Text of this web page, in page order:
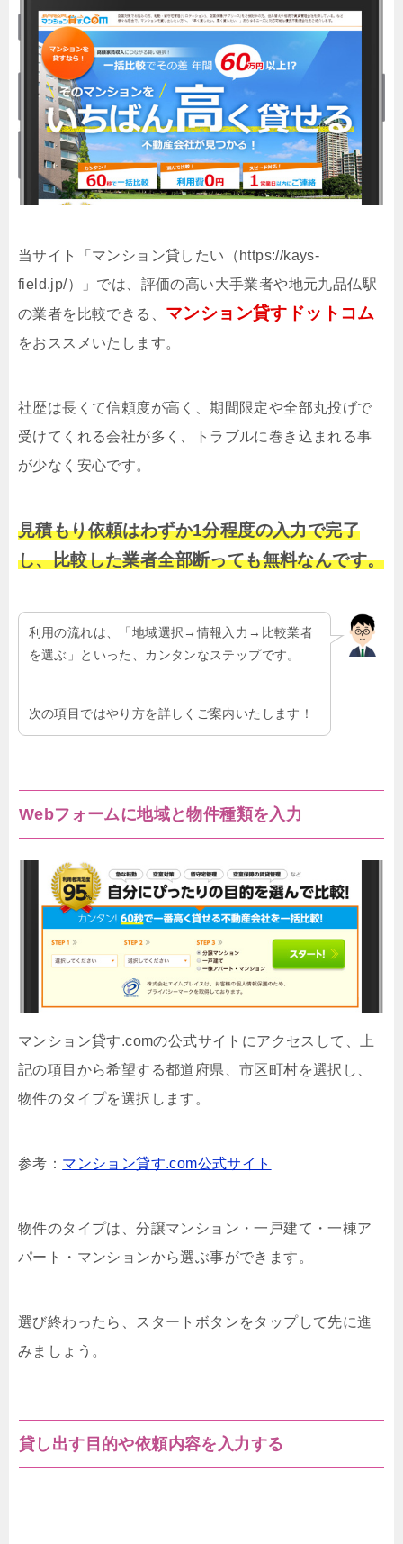
当サイト「マンション貸したい（https://kays-
field.jp/）」では、評価の高い大手業者や地元九品仏駅
の業者を比較できる、 マンション貸すドットコム
をおススメいたします。
社歴は長くて信頼度が高く、期間限定や全部丸投げで
受けてくれる会社が多く、トラブルに巻き込まれる事
が少なく安心です。
見積もり依頼はわずか1分程度の入力で完了
し、比較した業者全部断っても無料なんです。
利用の流れは、「地域選択→情報入力→比較業者
を選ぶ」といった、カンタンなステップです。
次の項目ではやり方を詳しくご案内いたします！
Webフォームに地域と物件種類を入力
マンション貸す.comの公式サイトにアクセスして、上
記の項目から希望する都道府県、市区町村を選択し、
物件のタイプを選択します。
参考： マンション貸す.com公式サイト
物件のタイプは、分譲マンション・一戸建て・一棟ア
パート・マンションから選ぶ事ができます。
選び終わったら、スタートボタンをタップして先に進
みましょう。
貸し出す目的や依頼内容を入力する